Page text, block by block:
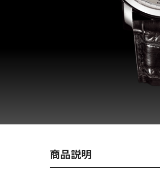
商品説明